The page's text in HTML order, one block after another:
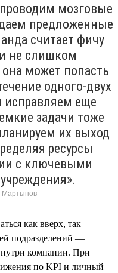
мозговые
предложенные
считает фичу
не слишком
она может попасть
одного-двух
еще
задачи тоже
их выход
ресурсы
с ключевыми
Мартынов
как вверх, так
подразделений —
компании. При
по KPI и личный